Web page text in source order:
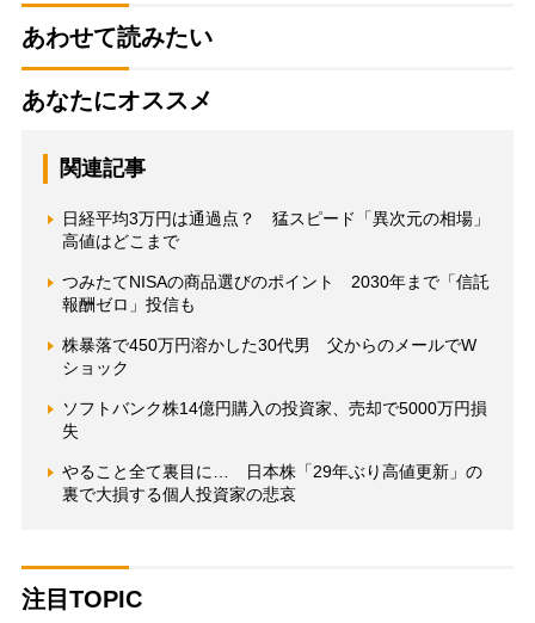
あわせて読みたい
あなたにオススメ
関連記事
日経平均3万円は通過点？ 猛スピード「異次元の相場」
高値はどこまで
つみたてNISAの商品選びのポイント 2030年まで「信託
報酬ゼロ」投信も
株暴落で450万円溶かした30代男 父からのメールでW
ショック
ソフトバンク株14億円購入の投資家、売却で5000万円損
失
やること全て裏目に… 日本株「29年ぶり高値更新」の
裏で大損する個人投資家の悲哀
注目TOPIC